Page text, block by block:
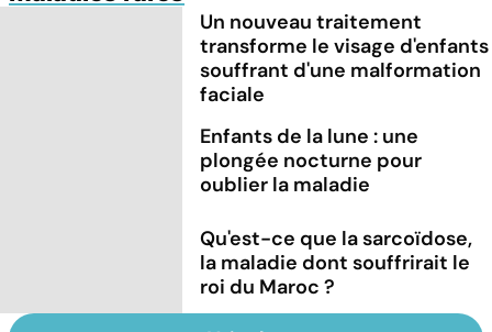
Un nouveau traitement
transforme le visage d'enfants
souffrant d'une malformation
faciale
Enfants de la lune : une
plongée nocturne pour
oublier la maladie
Qu'est-ce que la sarcoïdose,
la maladie dont souffrirait le
roi du Maroc ?